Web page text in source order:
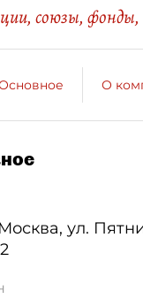
союзы,
О
Москва, ул.